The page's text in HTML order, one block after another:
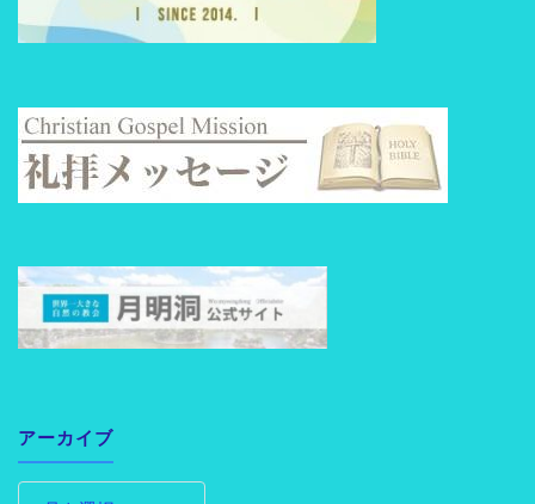
アーカイブ